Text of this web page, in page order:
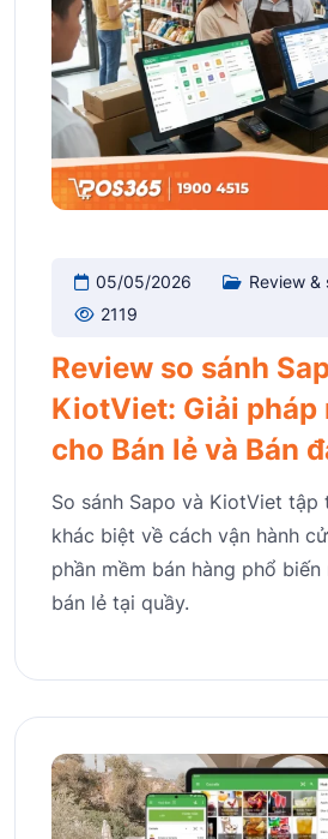
05/05/2026
Review &
2119
Review so sánh
KiotViet: Giải pháp
cho Bán lẻ và Bán
So sánh Sapo và KiotViet tập
khác biệt về cách vận hành
phần mềm bán hàng phổ
bán lẻ tại quầy.